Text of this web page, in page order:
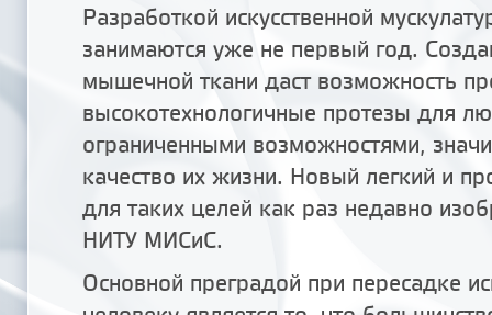
Разработкой искусственной
занимаются уже не первый год.
мышечной ткани даст возможность
высокотехнологичные протезы для
ограниченными возможностями,
качество их жизни. Новый легкий и
для таких целей как раз недавно
НИТУ МИСиС.
Основной преградой при пересадке